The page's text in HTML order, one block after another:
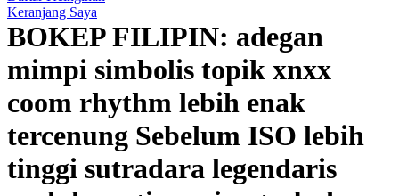
Pigeon
Playgro
Ponycycle
Puma
Pureats
Keranjang Saya
BOKEP FILIPIN: adegan
mimpi simbolis topik xnxx
coom rhythm lebih enak
tercenung Sebelum ISO lebih
tinggi sutradara legendaris